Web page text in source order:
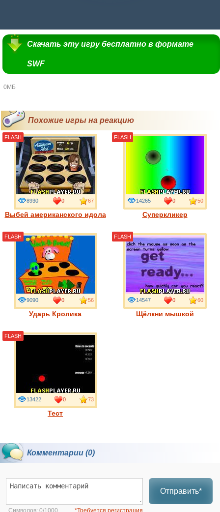
Скачать эту игру бесплатно в формате
SWF
0МБ
Похожие игры на реакцию
Выбей американского идола
8930 0 67
FLASH
Суперкликер
14265 0 50
FLASH
Ударь Кролика
9090 0 56
FLASH
Щёлкни мышкой
14547 0 60
FLASH
Тест
13422 0 73
FLASH
Комментарии (0)
Отправить*
Символов: 0/1000 *Требуется регистрация